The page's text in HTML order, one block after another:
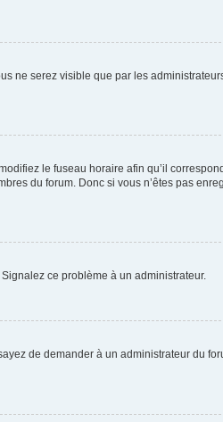
ne serez visible que par les
le fuseau horaire afin qu’il
du forum. Donc si vous n’êtes pas
ce problème à un administrateur.
de demander à un administrateur du